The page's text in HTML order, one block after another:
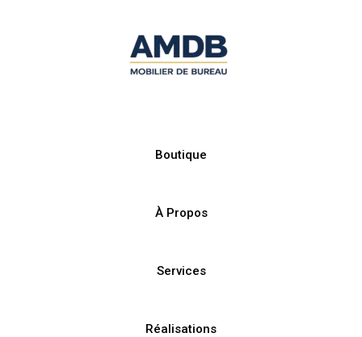
Boutique
À Propos
Services
Réalisations